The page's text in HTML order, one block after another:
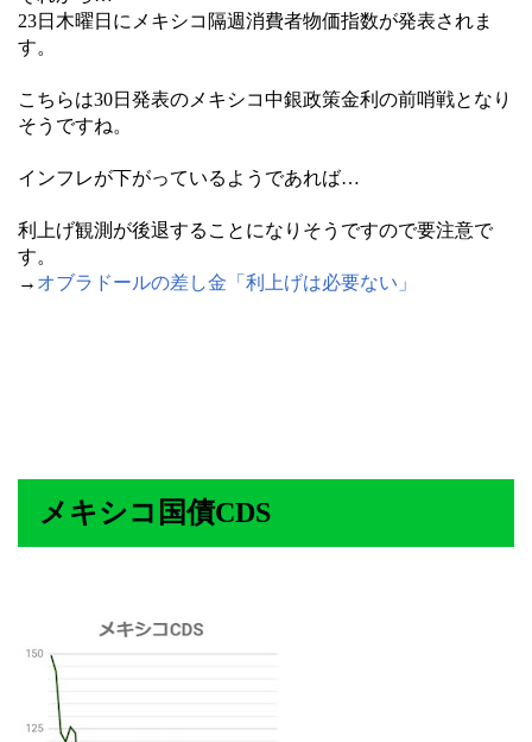
23日木曜日にメキシコ隔週消費者物価指数が発表されま
す。
こちらは30日発表のメキシコ中銀政策金利の前哨戦となり
そうですね。
インフレが下がっているようであれば…
利上げ観測が後退することになりそうですので要注意で
す。
→ オブラドールの差し金「利上げは必要ない」
メキシコ国債CDS